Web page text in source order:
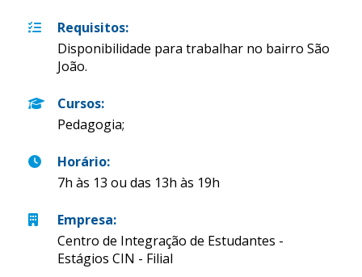
Requisitos:
Disponibilidade para trabalhar no bairro São
João.
Cursos:
Pedagogia;
Horário:
7h às 13 ou das 13h às 19h
Empresa:
Centro de Integração de Estudantes -
Estágios CIN - Filial